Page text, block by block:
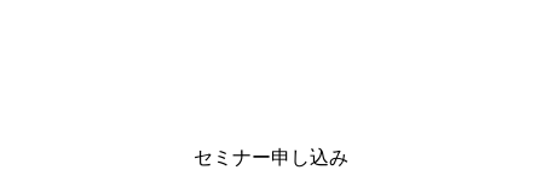
セミナー申し込み